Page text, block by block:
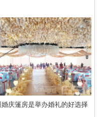
婚庆篷房是举办婚礼的好选择